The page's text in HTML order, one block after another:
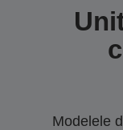
Modelele